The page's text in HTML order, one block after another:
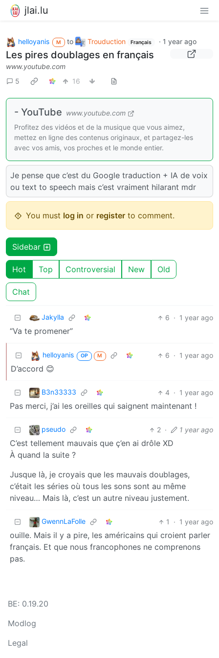
jlai.lu
helloyanis M to Trouduction Français · 1 year ago
Les pires doublages en français
www.youtube.com
5
16
- YouTube www.youtube.com
Profitez des vidéos et de la musique que vous aimez,
mettez en ligne des contenus originaux, et partagez-les
avec vos amis, vos proches et le monde entier.
Je pense que c’est du Google traduction + IA de voix
ou text to speech mais c’est vraiment hilarant mdr
You must log in or register to comment.
Sidebar
Hot Top Controversial New Old
Chat
Jakylla 6 · 1 year ago
“Va te promener”
helloyanis OP M 6 · 1 year ago
D’accord 😊
B3n33333 4 · 1 year ago
Pas merci, j’ai les oreilles qui saignent maintenant !
pseudo 2 · 1 year ago
C’est tellement mauvais que ç’en ai drôle XD
À quand la suite ?
Jusque là, je croyais que les mauvais doublages,
c’était les séries où tous les sons sont au même
niveau… Mais là, c’est un autre niveau justement.
GwennLaFolle 1 · 1 year ago
ouille. Mais il y a pire, les américains qui croient parler
français. Et que nous francophones ne comprenons
pas.
BE: 0.19.20
Modlog
Legal